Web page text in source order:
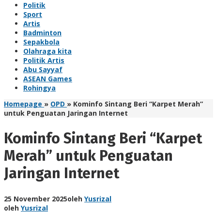
Politik
Sport
Artis
Badminton
Sepakbola
Olahraga kita
Politik Artis
Abu Sayyaf
ASEAN Games
Rohingya
Homepage » OPD » Kominfo Sintang Beri “Karpet Merah”
untuk Penguatan Jaringan Internet
Kominfo Sintang Beri “Karpet
Merah” untuk Penguatan
Jaringan Internet
25 November 2025oleh Yusrizal
oleh Yusrizal